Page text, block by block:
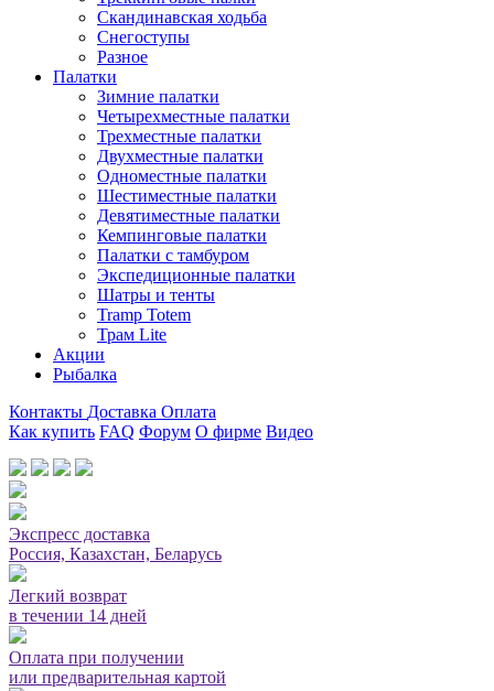
Скандинавская ходьба
Снегоступы
Разное
Палатки
Зимние палатки
Четырехместные палатки
Трехместные палатки
Двухместные палатки
Одноместные палатки
Шестиместные палатки
Девятиместные палатки
Кемпинговые палатки
Палатки с тамбуром
Экспедиционные палатки
Шатры и тенты
Tramp Totem
Трам Lite
Акции
Рыбалка
Контакты Доставка Оплата
Как купить FAQ Форум О фирме Видео
Экспресс доставка
Россия, Казахстан, Беларусь
Легкий возврат
в течении 14 дней
Оплата при получении
или предварительная картой